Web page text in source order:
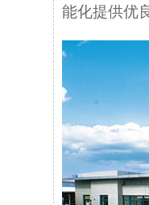
能化提供优